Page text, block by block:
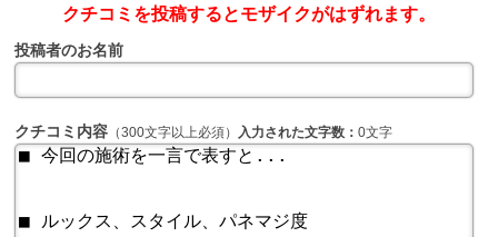
クチコミを投稿するとモザイクがはずれます。
投稿者のお名前
クチコミ内容 （300文字以上必須） 入力された文字数：0文字